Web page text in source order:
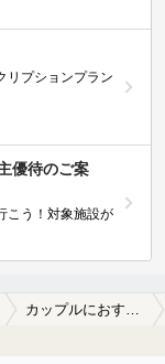
リプションプラン
優待のご案
こう！対象施設が
カップルにおすすめの富貴畑温泉郷の温泉、日帰り温泉、スーパー銭湯おすすめ